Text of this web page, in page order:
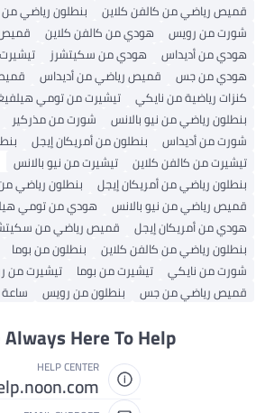
قميص رياضي من كالفن كلاين
بنطلون رياضي
شورت من رويس
هودي من كالفن كلاين
قميص
هودي من أديداس
هودي من سكيتشرز
هودي من جس
قميص رياضي من أديداس
كنزات رياضية من نايكي
تيشيرت من تومي
بنطلون رياضي من نيو بالانس
شورت من مذركير
شورت من أديداس
بنطلون من أمريكان إيجل
تيشيرت من كالفن كلاين
تيشيرت من نيو بالانس
بنطلون رياضي من أمريكان إيجل
بنطلون رياضي
قميص رياضي من نيو بالانس
هودي من تومي
هودي من أمريكان إيجل
قميص رياضي من
بنطلون رياضي من كالفن كلاين
بنطلون من بوما
شورت من نايكي
تيشيرت من بوما
تيشيرت من
قميص رياضي من جس
بنطلون من رويس
Here To Help
HELP CENTER